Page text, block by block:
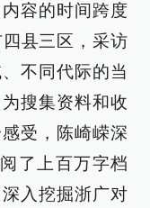
容的时间跨度
县三区，采访
不同代际的当
搜集资料和收
受，陈崎嵘深
了上百万字档
入挖掘浙广对